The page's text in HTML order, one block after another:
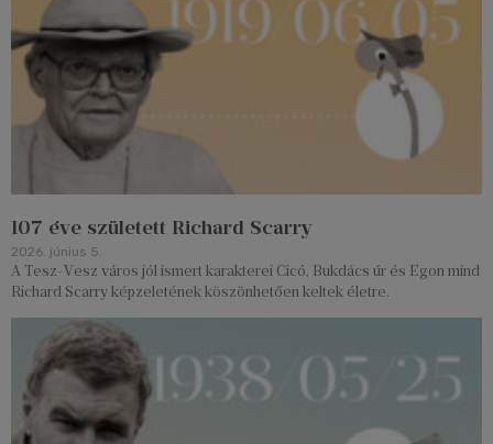
107 éve született Richard Scarry
2026. június 5.
A Tesz-Vesz város jól ismert karakterei Cicó, Bukdács úr és Egon mind
Richard Scarry képzeletének köszönhetően keltek életre.